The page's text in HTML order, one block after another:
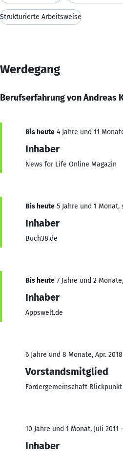
Strukturierte Arbeitsweise
Werdegang
Berufserfahrung von Andreas
Bis heute 4 Jahre und 11
Inhaber
News for Life Online Magazin
Bis heute 5 Jahre und 1 Monat,
Inhaber
Buch38.de
Bis heute 7 Jahre und 2
Inhaber
Appswelt.de
6 Jahre und 8 Monate, Apr.
Vorstandsmitglied
Fördergemeinschaft
10 Jahre und 1 Monat, Juli 2011
Inhaber